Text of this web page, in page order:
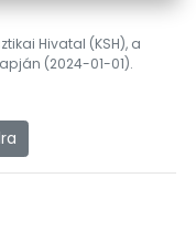
Hivatal (KSH), a
(2024-01-01).